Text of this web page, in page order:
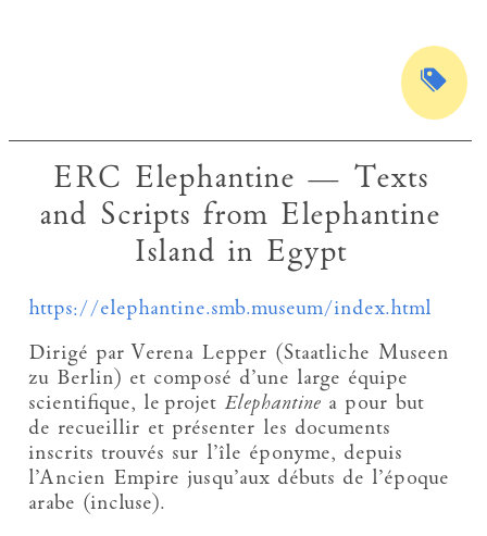
ERC Elephantine — Texts
and Scripts from Elephantine
Island in Egypt
https://elephantine.smb.museum/index.html
Dirigé par Verena Lepper (Staatliche Museen
zu Berlin) et composé d’une large équipe
scientifique, le projet Elephantine a pour but
de recueillir et présenter les documents
inscrits trouvés sur l’île éponyme, depuis
l’Ancien Empire jusqu’aux débuts de l’époque
arabe (incluse).